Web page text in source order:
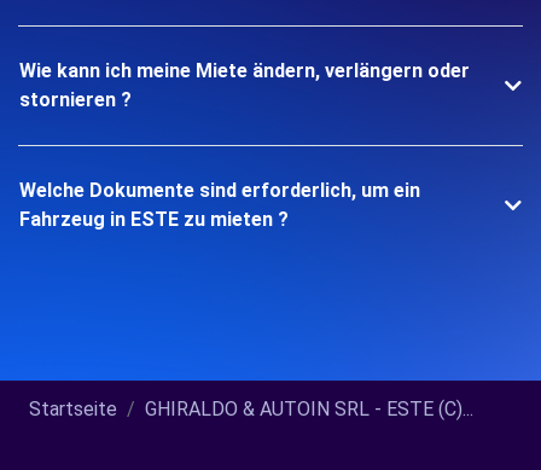
Wie kann ich meine Miete ändern, verlängern oder
stornieren ?
Welche Dokumente sind erforderlich, um ein
Fahrzeug in ESTE zu mieten ?
Startseite GHIRALDO & AUTOIN SRL - ESTE (C)...